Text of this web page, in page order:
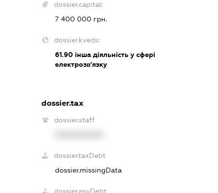
dossier.capital:
7 400 000 грн.
dossier.kveds:
61.90 інша діяльність у сфері
електрозв'язку
dossier.tax
dossier.staff
dossier.taxDebt
dossier.missingData
dossier.esvDebt